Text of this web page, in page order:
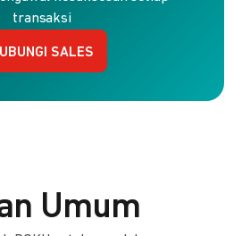
transaksi
SALES
Umum